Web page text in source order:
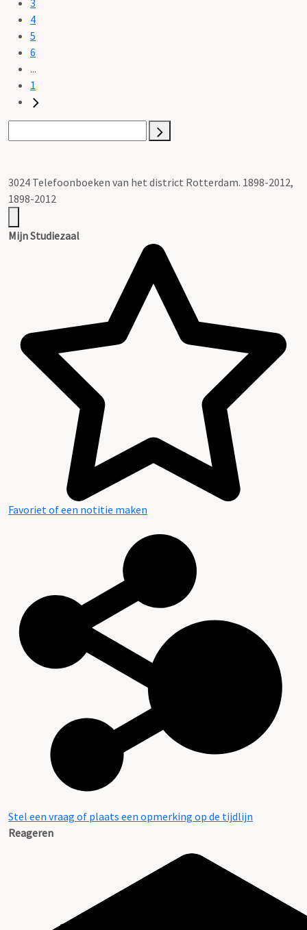
4
5
6
...
1
3024 Telefoonboeken van het district Rotterdam. 1898-2012,
1898-2012
Mijn Studiezaal
Favoriet of een notitie maken
Stel een vraag of plaats een opmerking op de tijdlijn
Reageren